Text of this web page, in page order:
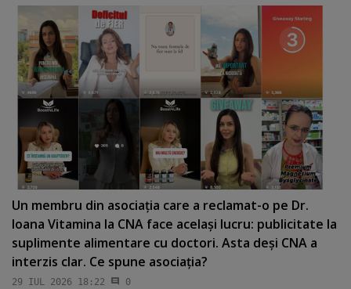
Un membru din asociaţia care a reclamat-o pe Dr.
Ioana Vitamina la CNA face acelaşi lucru: publicitate la
suplimente alimentare cu doctori. Asta deşi CNA a
interzis clar. Ce spune asociaţia?
29 IUL 2026 18:22 0